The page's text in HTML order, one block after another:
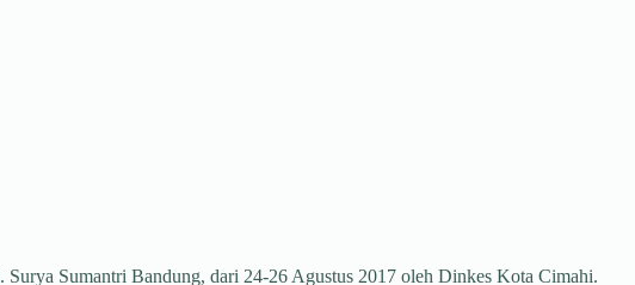
Sumantri Bandung, dari 24-26 Agustus 2017 oleh Dinkes Kota Cimahi.